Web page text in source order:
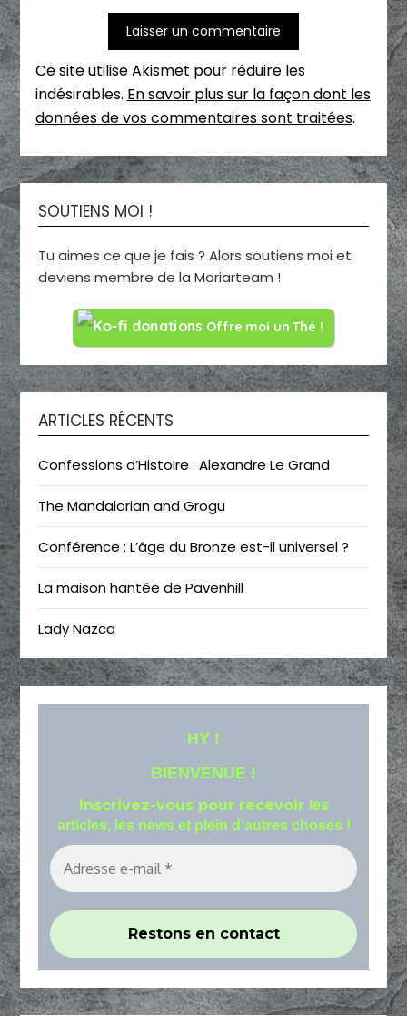
Ce site utilise Akismet pour réduire les
indésirables. En savoir plus sur la façon dont les
données de vos commentaires sont traitées.
SOUTIENS MOI !
Tu aimes ce que je fais ? Alors soutiens moi et
deviens membre de la Moriarteam !
Offre moi un Thé !
ARTICLES RÉCENTS
Confessions d’Histoire : Alexandre Le Grand
The Mandalorian and Grogu
Conférence : L’âge du Bronze est-il universel ?
La maison hantée de Pavenhill
Lady Nazca
HY !
BIENVENUE !
Inscrivez-vous pour recevoir les
articles, les news et plein d'autres choses !